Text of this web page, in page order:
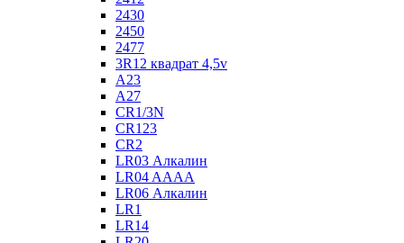
2430
2450
2477
3R12 квадрат 4,5v
A23
A27
CR1/3N
CR123
CR2
LR03 Алкалин
LR04 AAAA
LR06 Алкалин
LR1
LR14